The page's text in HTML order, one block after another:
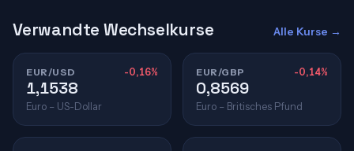
Verwandte Wechselkurse Alle Kurse →
EUR/USD -0,16%
1,1538
Euro – US-Dollar
EUR/GBP -0,14%
0,8569
Euro – Britisches Pfund